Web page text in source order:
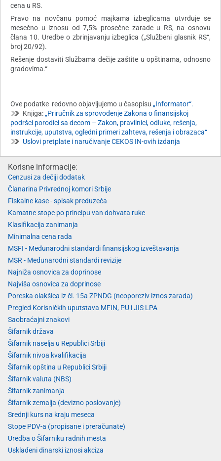
cena u RS.
Pravo na novčanu pomoć majkama izbeglicama utvrđuje se
mesečno u iznosu od 7,5% prosečne zarade u RS, na osnovu
člana 10. Uredbe o zbrinjavanju izbeglica („Službeni glasnik RS“,
broj 20/92).
Rešenje dostaviti Službama dečije zaštite u opštinama, odnosno
gradovima.“
Ove podatke redovno objavljujemo u časopisu „Informator“.
Knjiga:„Priručnik za sprovođenje Zakona o finansijskoj
podršci porodici sa decom – Zakon, pravilnici, odluke, rešenja,
instrukcije, uputstva, ogledni primeri zahteva, rešenja i obrazaca“
Uslovi pretplate i naručivanje CEKOS IN-ovih izdanja
Korisne informacije:
Cenzusi za dečiji dodatak
Članarina Privrednoj komori Srbije
Fiskalne kase - spisak preduzeća
Kamatne stope po principu van dohvata ruke
Klasifikacija zanimanja
Minimalna cena rada
MSFI - Međunarodni standardi finansijskog izveštavanja
MSR - Međunarodni standardi revizije
Najniža osnovica za doprinose
Najviša osnovica za doprinose
Poreska olakšica iz čl. 15a ZPNDG (neoporeziv iznos zarada)
Pregled Korisničkih uputstava MFIN, PU i JIS LPA
Saobraćajni znakovi
Šifarnik država
Šifarnik naselja u Republici Srbiji
Šifarnik nivoa kvalifikacija
Šifarnik opština u Republici Srbiji
Šifarnik valuta (NBS)
Šifarnik zanimanja
Šifarnik zemalja (devizno poslovanje)
Srednji kurs na kraju meseca
Stope PDV-a (propisane i preračunate)
Uredba o Šifarniku radnih mesta
Usklađeni dinarski iznosi akciza